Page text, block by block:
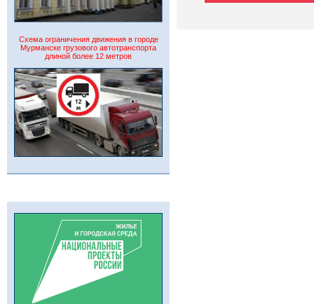
Схема ограничения движения в городе
Мурманске грузового автотранспорта
длиной более 12 метров